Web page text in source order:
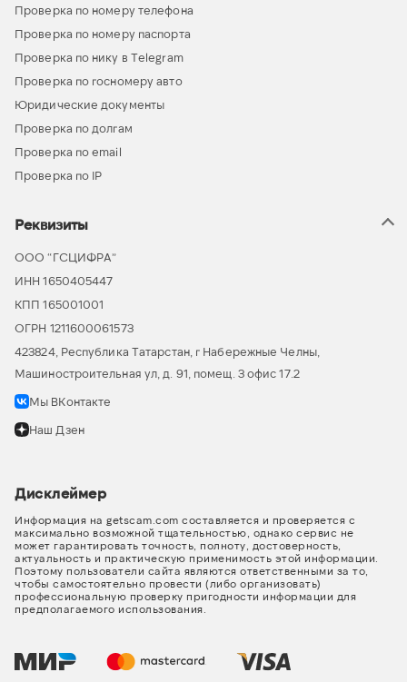
Проверка по номеру телефона
Проверка по номеру паспорта
Проверка по нику в Telegram
Проверка по госномеру авто
Юридические документы
Проверка по долгам
Проверка по email
Проверка по IP
Реквизиты
ООО “ГСЦИФРА”
ИНН 1650405447
КПП 165001001
ОГРН 1211600061573
423824, Республика Татарстан, г Набережные Челны,
Машиностроительная ул, д. 91, помещ. 3 офис 17.2
Мы ВКонтакте
Наш Дзен
Дисклеймер
Информация на getscam.com составляется и проверяется с
максимально возможной тщательностью, однако сервис не
может гарантировать точность, полноту, достоверность,
актуальность и практическую применимость этой информации.
Поэтому пользователи сайта являются ответственными за то,
чтобы самостоятельно провести (либо организовать)
профессиональную проверку пригодности информации для
предполагаемого использования.